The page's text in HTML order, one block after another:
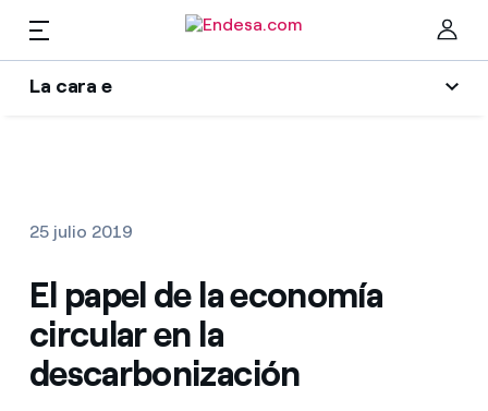
La cara e
Autores
Blog de Endesa
Music Lover
La era de la electrificación
Hogares
Encuentra la tarifa que más te conviene
Servicios
Movilidad
ES
25 julio 2019
El papel de la economía
circular en la
descarbonización